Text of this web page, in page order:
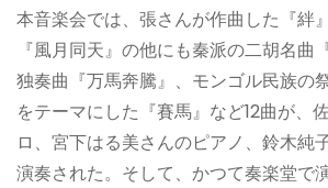
本音楽会では、張さんが作曲した『絆
『風月同天』の他にも秦派の二胡名曲
独奏曲『万馬奔騰』、モンゴル民族の
をテーマにした『賽馬』など12曲が、
ロ、宮下はる美さんのピアノ、鈴木純
演奏された。そして、かつて奏楽堂で